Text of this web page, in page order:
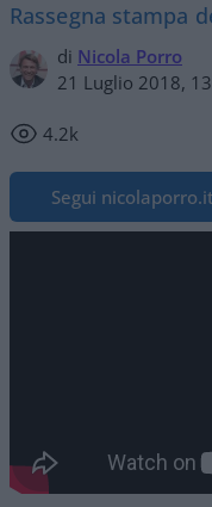
Rassegna stampa
di Nicola Porro
21 Luglio 2018,
4.2k
Segui